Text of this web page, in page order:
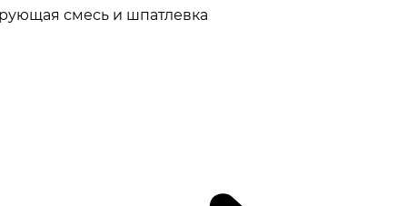
смесь и шпатлевка